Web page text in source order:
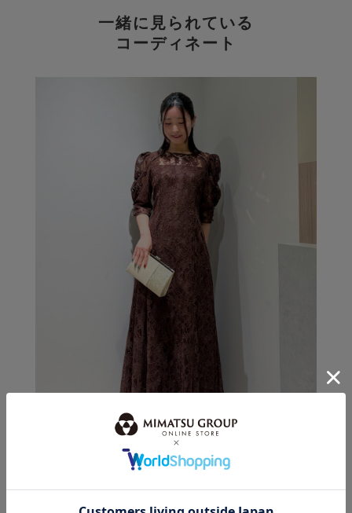
一緒に見られている
コーディネート